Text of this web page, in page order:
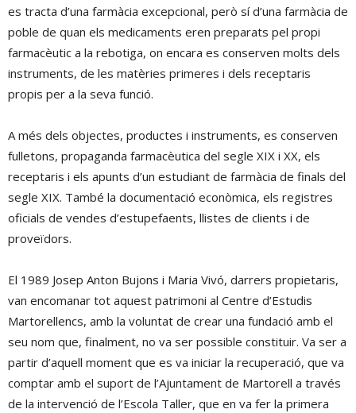
es tracta d’una farmàcia excepcional, però sí d’una farmàcia de
poble de quan els medicaments eren preparats pel propi
farmacèutic a la rebotiga, on encara es conserven molts dels
instruments, de les matèries primeres i dels receptaris
propis per a la seva funció.
A més dels objectes, productes i instruments, es conserven
fulletons, propaganda farmacèutica del segle XIX i XX, els
receptaris i els apunts d’un estudiant de farmàcia de finals del
segle XIX. També la documentació econòmica, els registres
oficials de vendes d’estupefaents, llistes de clients i de
proveïdors.
El 1989 Josep Anton Bujons i Maria Vivó, darrers propietaris,
van encomanar tot aquest patrimoni al Centre d’Estudis
Martorellencs, amb la voluntat de crear una fundació amb el
seu nom que, finalment, no va ser possible constituir. Va ser a
partir d’aquell moment que es va iniciar la recuperació, que va
comptar amb el suport de l’Ajuntament de Martorell a través
de la intervenció de l’Escola Taller, que en va fer la primera